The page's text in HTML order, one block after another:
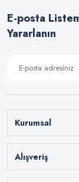
E-posta
Yararlanın
Kurumsal
Alışveriş